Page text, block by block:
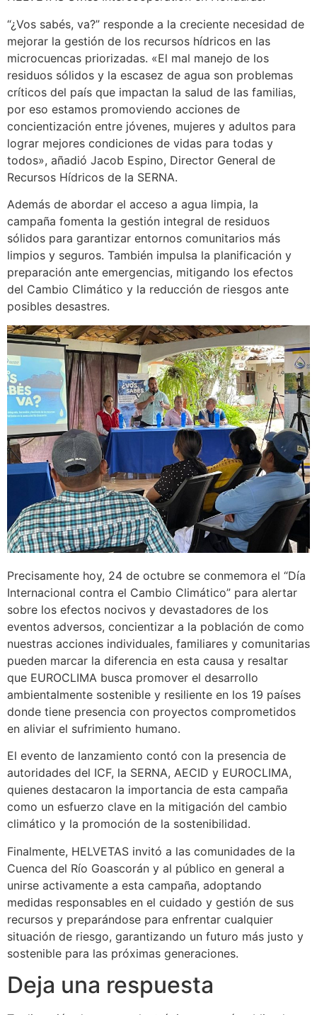
“¿Vos sabés, va?” responde a la creciente necesidad de
mejorar la gestión de los recursos hídricos en las
microcuencas priorizadas. «El mal manejo de los
residuos sólidos y la escasez de agua son problemas
críticos del país que impactan la salud de las familias,
por eso estamos promoviendo acciones de
concientización entre jóvenes, mujeres y adultos para
lograr mejores condiciones de vidas para todas y
todos», añadió Jacob Espino, Director General de
Recursos Hídricos de la SERNA.
Además de abordar el acceso a agua limpia, la
campaña fomenta la gestión integral de residuos
sólidos para garantizar entornos comunitarios más
limpios y seguros. También impulsa la planificación y
preparación ante emergencias, mitigando los efectos
del Cambio Climático y la reducción de riesgos ante
posibles desastres.
Precisamente hoy, 24 de octubre se conmemora el “Día
Internacional contra el Cambio Climático” para alertar
sobre los efectos nocivos y devastadores de los
eventos adversos, concientizar a la población de como
nuestras acciones individuales, familiares y comunitarias
pueden marcar la diferencia en esta causa y resaltar
que EUROCLIMA busca promover el desarrollo
ambientalmente sostenible y resiliente en los 19 países
donde tiene presencia con proyectos comprometidos
en aliviar el sufrimiento humano.
El evento de lanzamiento contó con la presencia de
autoridades del ICF, la SERNA, AECID y EUROCLIMA,
quienes destacaron la importancia de esta campaña
como un esfuerzo clave en la mitigación del cambio
climático y la promoción de la sostenibilidad.
Finalmente, HELVETAS invitó a las comunidades de la
Cuenca del Río Goascorán y al público en general a
unirse activamente a esta campaña, adoptando
medidas responsables en el cuidado y gestión de sus
recursos y preparándose para enfrentar cualquier
situación de riesgo, garantizando un futuro más justo y
sostenible para las próximas generaciones.
Deja una respuesta